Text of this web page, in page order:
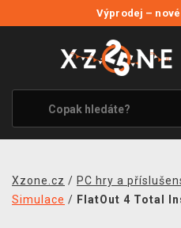
Výprodej –
VÝPRODEJ
VIDEOHRY
XZONE ORIGINALS
TÉMATIKY
MERCHANDISE
Xzone.cz / PC hry a
Simulace / FlatOut 4 Total